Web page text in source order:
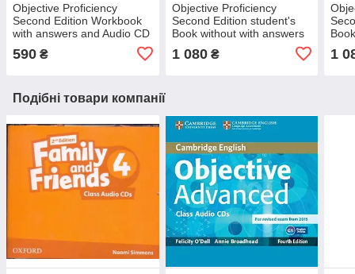
Objective Proficiency
Second Edition Workbook
with answers and Audio CD
590 ₴
Objective Proficiency
Second Edition student's
Book without with answers
1 080₴ 1
Подібні товари компанії